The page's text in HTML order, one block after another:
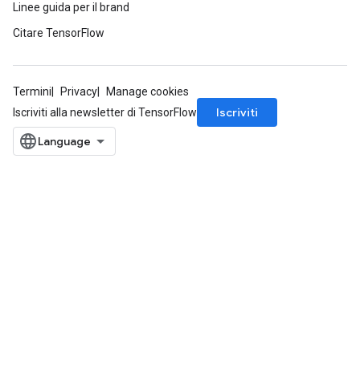
Linee guida per il brand
Citare TensorFlow
Termini Privacy
Manage cookies
Iscriviti alla newsletter di TensorFlow
Iscriviti